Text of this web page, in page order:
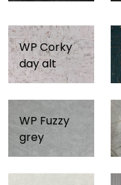
WP Corky
day alt
WP Fuzzy
grey